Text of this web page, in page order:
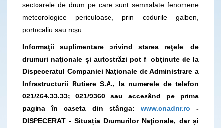
sectoarele de drum pe care sunt semnalate fenomene
meteorologice periculoase, prin codurile galben,
portocaliu sau roșu.
Informaţii suplimentare privind starea reţelei de
drumuri naţionale și autostrăzi pot fi obţinute de la
Dispeceratul Companiei Naţionale de Administrare a
Infrastructurii Rutiere S.A., la numerele de telefon
021/264.33.33; 021/9360 sau accesând pe prima
pagina în caseta din stânga: www.cnadnr.ro -
DISPECERAT - Situația Drumurilor Naţionale, dar și